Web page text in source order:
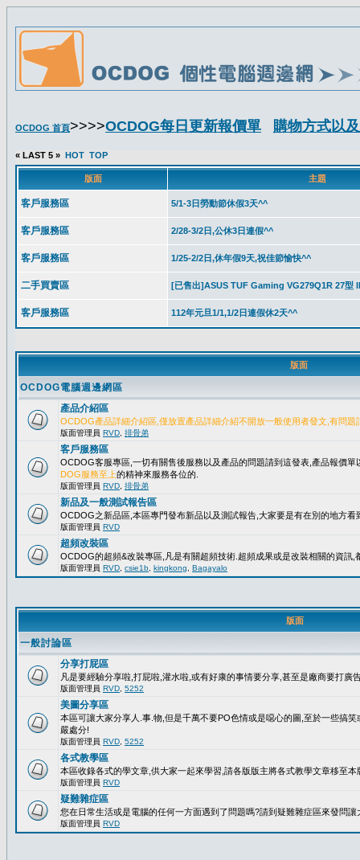
OCDOG 首頁>>>>OCDOG每日更新報價單 購物方式以
版面
OCDOG電腦週邊網區
產品介紹區
OCDOG產品詳細介紹區,僅放置產品詳細介紹不開放一般使用者發文,有問題
版面管理員 RVD 排骨弟
客戶服務區
OCDOG客服專區,一切有關售後服務以及產品的問題請到這發表,產品報價
DOG服務至上的精神來服務各位的.
版面管理員 RVD 排骨弟
新品及一般測試報告區
OCDOG之新品區,本區專門發布新品以及測試報告,大家要是有在別的地方看
版面管理員 RVD
超頻改裝區
OCDOG的超頻&改裝專區,凡是有關超頻技術.超頻成果或是改裝相關的資訊,
版面管理員 RVD csie1b kingkong Bagayalo
版面
一般討論區
分享打屁區
凡是要經驗分享啦,打屁啦,灌水啦,或有好康的事情要分享,甚至是廠商要打廣
版面管理員 RVD 5252
美圖分享區
本區可讓大家分享人.事.物,但是千萬不要PO色情或是噁心的圖,至於一些搞
嚴處分!
版面管理員 RVD 5252
各式教學區
本區收錄各式的學文章,供大家一起來學習,請各版版主將各式教學文章移至本
版面管理員 RVD
疑難雜症區
您在日常生活或是電腦的任何一方面遇到了問題嗎?請到疑難雜症區來發問讓
版面管理員 RVD